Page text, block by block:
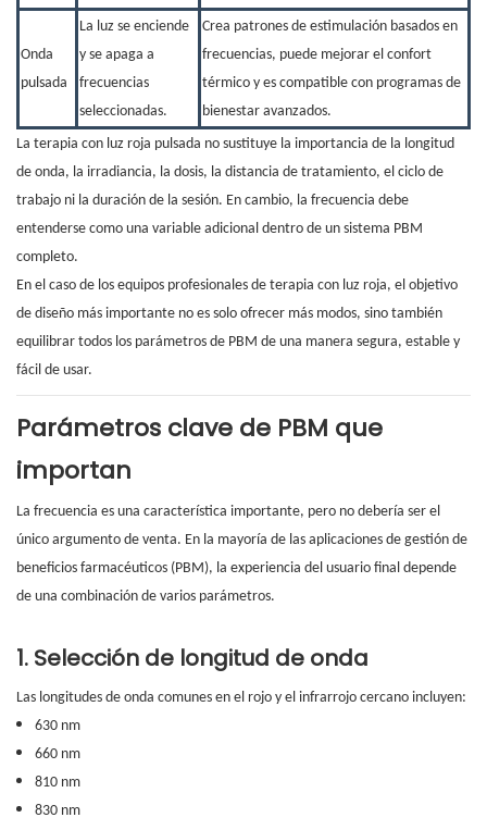
Onda
pulsada
La luz se enciende
y se apaga a
frecuencias
seleccionadas.
Crea patrones de estimulación basados ​​en
frecuencias, puede mejorar el confort
térmico y es compatible con programas de
bienestar avanzados.
La terapia con luz roja pulsada no sustituye la importancia de la longitud
de onda, la irradiancia, la dosis, la distancia de tratamiento, el ciclo de
trabajo ni la duración de la sesión. En cambio, la frecuencia debe
entenderse como una variable adicional dentro de un sistema PBM
completo.
En el caso de los equipos profesionales de terapia con luz roja, el objetivo
de diseño más importante no es solo ofrecer más modos, sino también
equilibrar todos los parámetros de PBM de una manera segura, estable y
fácil de usar.
Parámetros clave de PBM que
importan
La frecuencia es una característica importante, pero no debería ser el
único argumento de venta. En la mayoría de las aplicaciones de gestión de
beneficios farmacéuticos (PBM), la experiencia del usuario final depende
de una combinación de varios parámetros.
1. Selección de longitud de onda
Las longitudes de onda comunes en el rojo y el infrarrojo cercano incluyen:
630 nm
660 nm
810 nm
830 nm